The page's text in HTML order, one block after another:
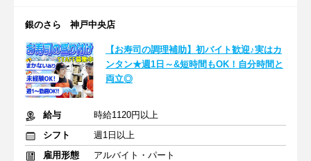
銀のさら 神戸中央店
【お寿司の調理補助】初バイト歓迎♪実はカ
ンタン★週1日～&短時間もOK！自分時間と
両立◎
給与
時給1120円以上
シフト
週1日以上
雇用形態
アルバイト・パート